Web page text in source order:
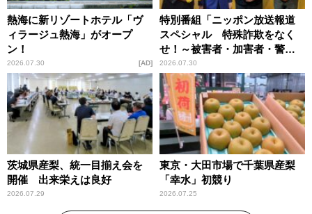
熱海に新リゾートホテル「ヴ
ィラージュ熱海」がオープ
ン！
2026.07.30 AD
特別番組「ニッポン放送報道
スペシャル 特殊詐欺をなく
せ！～被害者・加害者・警視
庁が語るトクリュウの実態
～」放送
2026.07.30
茨城県産梨、統一目揃え会を
開催 出来栄えは良好
2026.07.29
東京・大田市場で千葉県産梨
「幸水」初競り
2026.07.25